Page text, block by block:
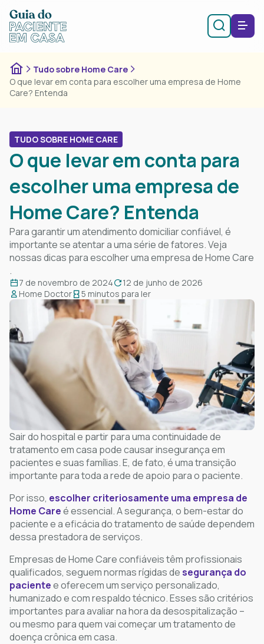
Tudo sobre Home Care
O que levar em conta para escolher uma empresa de Home
Care​​? Entenda
TUDO SOBRE HOME CARE
O que levar em conta para
escolher uma empresa de
Home Care​​? Entenda
Para garantir um atendimento domiciliar confiável, é
importante se atentar a uma série de fatores. Veja
nossas dicas para escolher uma empresa de Home Care​​
.
7 de novembro de 2024
12 de junho de 2026
Home Doctor
5 minutos para ler
Sair do hospital e partir para uma continuidade de
tratamento em casa pode causar insegurança em
pacientes e suas famílias. E, de fato, é uma transição
importante para toda a rede de apoio para o paciente.
Por isso, escolher criteriosamente uma empresa de
Home Careé essencial. A segurança, o bem-estar do
paciente e a eficácia do tratamento de saúde dependem
dessa prestadora de serviços.
Empresas de Home Care confiáveis têm profissionais
qualificados, seguem normas rígidas desegurança do
pacientee oferecem um serviço personalizado,
humanizado e com respaldo técnico. Esses são critérios
importantes para avaliar na hora da desospitalização –
ou mesmo para quem vai começar um tratamento de
doença crônica em casa.